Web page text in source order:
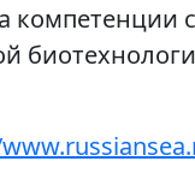
компетенции